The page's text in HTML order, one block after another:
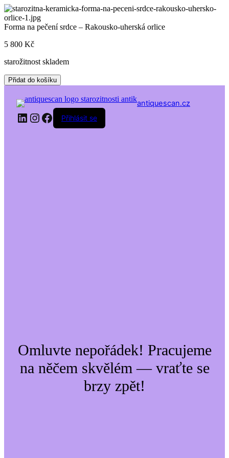
Skip
to
content
Forma na pečení srdce – Rakousko-uherská orlice
5 800 Kč
starožitnost skladem
Forma
na
srdce
Rakousko-
Přidat do košíku
antiquescan.cz
LinkedIn
Instagram
Facebook
Přihlásit se
Omluvte nepořádek! Pracujeme
na něčem skvělém — vraťte se
brzy zpět!